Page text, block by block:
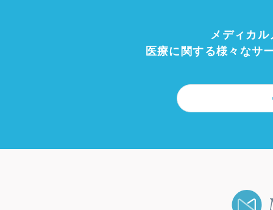
メディカル
医療に関する様々なサ